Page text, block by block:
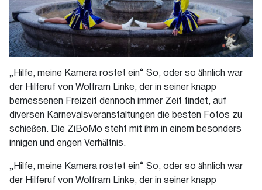
„Hilfe, meine Kamera rostet ein“ So, oder so ähnlich war
der Hilferuf von Wolfram Linke, der in seiner knapp
bemessenen Freizeit dennoch immer Zeit findet, auf
diversen Karnevalsveranstaltungen die besten Fotos zu
schießen. Die ZiBoMo steht mit ihm in einem besonders
innigen und engen Verhältnis.
„Hilfe, meine Kamera rostet ein“ So, oder so ähnlich war
der Hilferuf von Wolfram Linke, der in seiner knapp